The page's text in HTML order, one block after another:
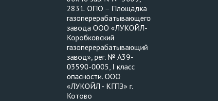
2831. ОПО – Площадка
газоперерабатывающего
завода ООО «ЛУКОЙЛ-
Коробковский
газоперерабатывающий
завод», рег. № А39-
03590-0005, I класс
опасности. ООО
«ЛУКОЙЛ - КГПЗ» г.
Котово